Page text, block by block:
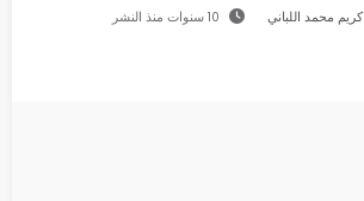
كريم محمد اللباني 10 سنوات منذ النشر